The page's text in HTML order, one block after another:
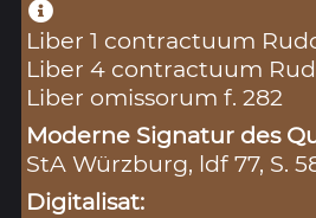
Liber 1 contractuum
Liber 4 contractuum
Liber omissorum f. 282
Moderne Signatur des
StA Würzburg, ldf 77, S.
Digitalisat: